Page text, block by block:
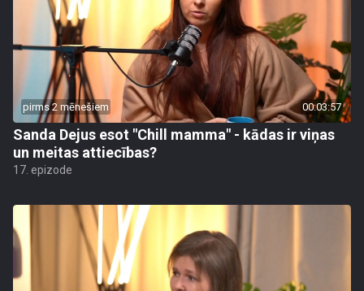
pirms 2 mēnešiem 00:03:57
Sanda Dejus esot "Chill mamma" - kādas ir viņas
un meitas attiecības?
17. epizode